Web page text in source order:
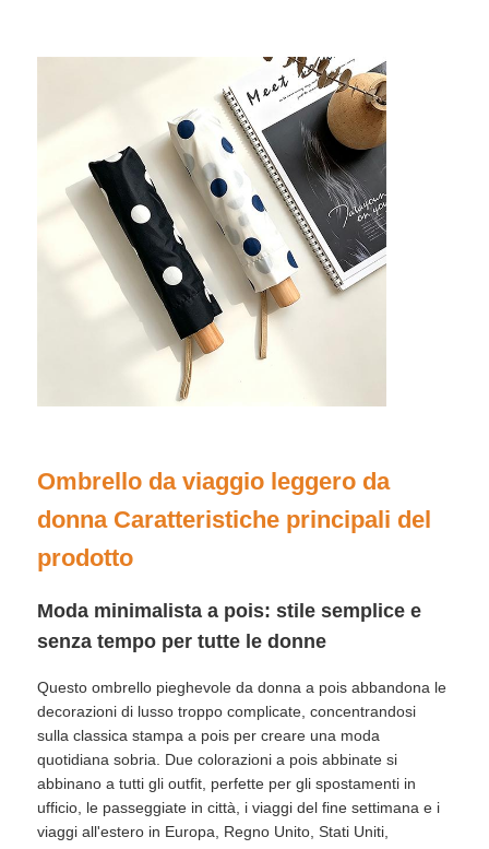
Ombrelli UV resistenti
Ombrelli per bambini
ombrelli di spiaggia
Ombrelli creativi
Ombrello da viaggio leggero da
donna Caratteristiche principali del
prodotto
Moda minimalista a pois: stile semplice e
senza tempo per tutte le donne
Questo ombrello pieghevole da donna a pois abbandona le
decorazioni di lusso troppo complicate, concentrandosi
sulla classica stampa a pois per creare una moda
quotidiana sobria. Due colorazioni a pois abbinate si
abbinano a tutti gli outfit, perfette per gli spostamenti in
ufficio, le passeggiate in città, i viaggi del fine settimana e i
viaggi all'estero in Europa, Regno Unito, Stati Uniti,